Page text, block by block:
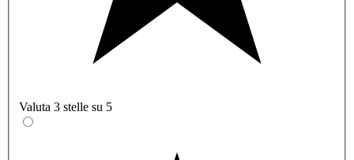
Valuta 3 stelle su 5